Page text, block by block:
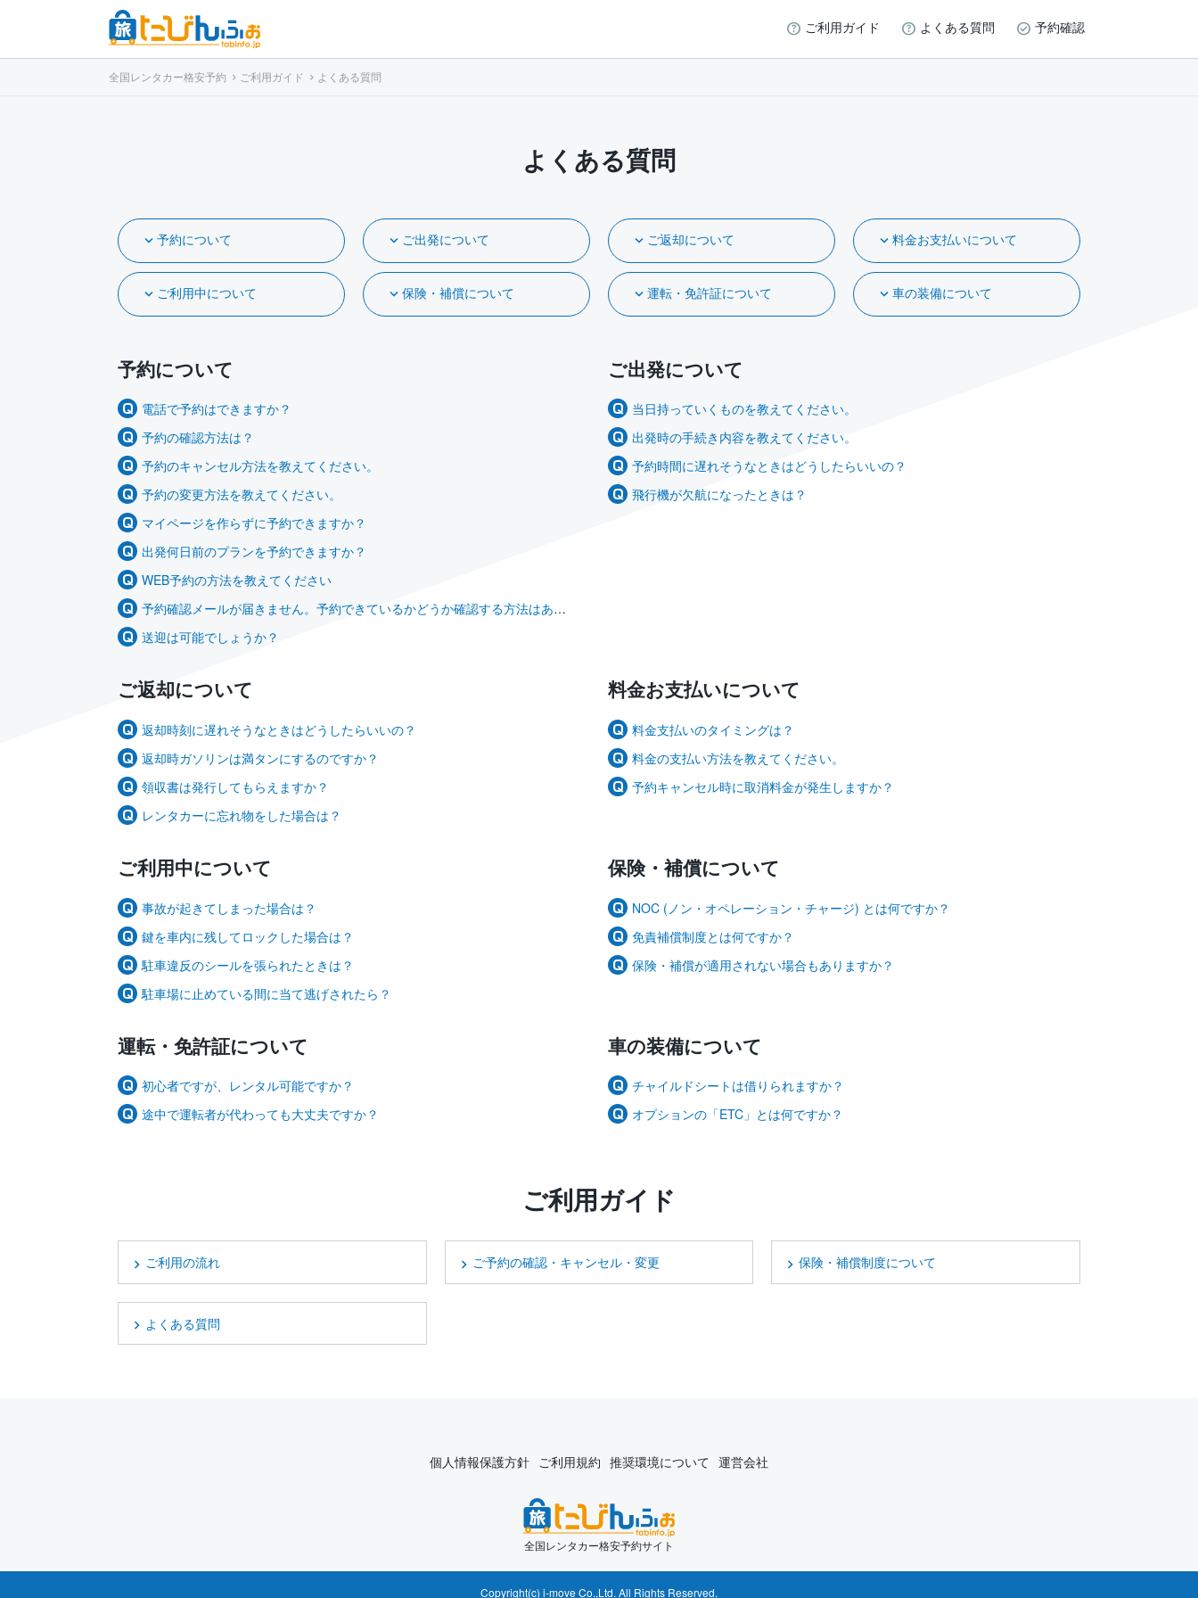
ご利用ガイド よくある質問 予約確認
全国レンタカー格安予約 ご利用ガイド よくある質問
よくある質問
予約について ご出発について ご返却について 料金お支払いについて
ご利用中について 保険・補償について 運転・免許証について 車の装備について
予約について
電話で予約はできますか？
予約の確認方法は？
予約のキャンセル方法を教えてください。
予約の変更方法を教えてください。
マイページを作らずに予約できますか？
出発何日前のプランを予約できますか？
WEB予約の方法を教えてください
予約確認メールが届きません。予約できているかどうか確認する方法はありますか？
送迎は可能でしょうか？
ご出発について
当日持っていくものを教えてください。
出発時の手続き内容を教えてください。
予約時間に遅れそうなときはどうしたらいいの？
飛行機が欠航になったときは？
ご返却について
返却時刻に遅れそうなときはどうしたらいいの？
返却時ガソリンは満タンにするのですか？
領収書は発行してもらえますか？
レンタカーに忘れ物をした場合は？
料金お支払いについて
料金支払いのタイミングは？
料金の支払い方法を教えてください。
予約キャンセル時に取消料金が発生しますか？
ご利用中について
事故が起きてしまった場合は？
鍵を車内に残してロックした場合は？
駐車違反のシールを張られたときは？
駐車場に止めている間に当て逃げされたら？
保険・補償について
NOC (ノン・オペレーション・チャージ) とは何ですか？
免責補償制度とは何ですか？
保険・補償が適用されない場合もありますか？
運転・免許証について
初心者ですが、レンタル可能ですか？
途中で運転者が代わっても大丈夫ですか？
車の装備について
チャイルドシートは借りられますか？
オプションの「ETC」とは何ですか？
ご利用ガイド
ご利用の流れ ご予約の確認・キャンセル・変更 保険・補償制度について
よくある質問
個人情報保護方針 ご利用規約 推奨環境について 運営会社
全国レンタカー格安予約サイト
Copyright(c) i-move Co.,Ltd. All Rights Reserved.